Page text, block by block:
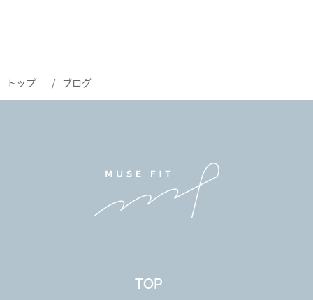
トップ ブログ
TOP